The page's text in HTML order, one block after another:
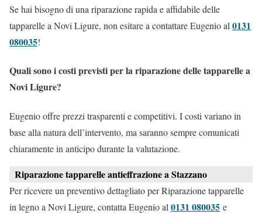
Se hai bisogno di una riparazione rapida e affidabile delle
tapparelle a Novi Ligure, non esitare a contattare Eugenio al0131
080035!
Quali sono i costi previsti per la riparazione delle tapparelle a
Novi Ligure?
Eugenio offre prezzi trasparenti e competitivi. I costi variano in
base alla natura dell’intervento, ma saranno sempre comunicati
chiaramente in anticipo durante la valutazione.
Riparazione tapparelle antieffrazione a Stazzano
Per ricevere un preventivo dettagliato per Riparazione tapparelle
in legno a Novi Ligure, contatta Eugenio al 0131 080035 e